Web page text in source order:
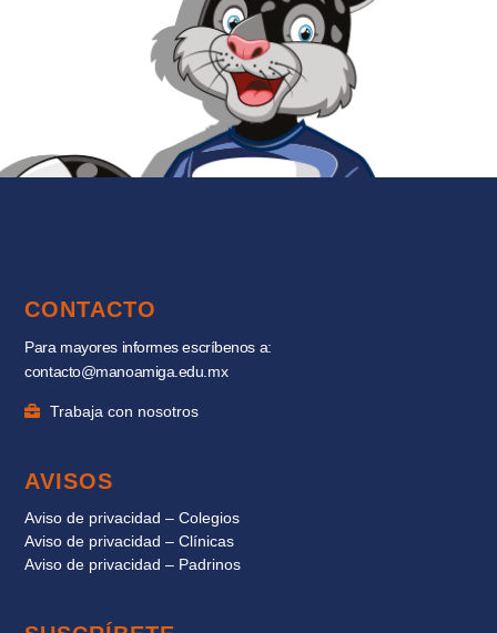
CONTACTO
Para mayores informes escríbenos a:
contacto@manoamiga.edu.mx
Trabaja con nosotros
AVISOS
Aviso de privacidad – Colegios
Aviso de privacidad – Clínicas
Aviso de privacidad – Padrinos